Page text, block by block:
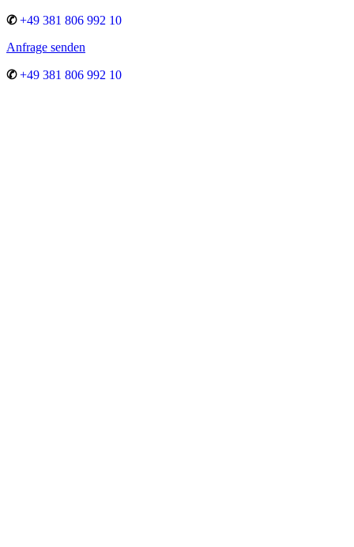
✆ +49 381 806 992 10
Anfrage senden
✆ +49 381 806 992 10